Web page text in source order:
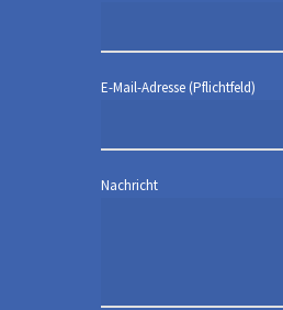
E-Mail-Adresse (Pflichtfeld)
Nachricht